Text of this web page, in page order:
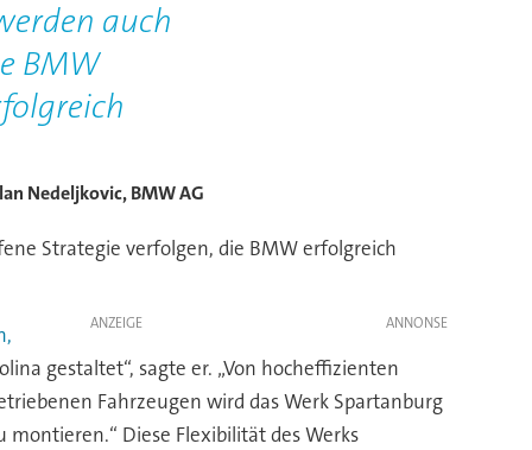
auch
BMW
Nedeljkovic, BMW AG
Strategie verfolgen, die BMW erfolgreich
ANZEIGE
gestaltet“, sagte er. „Von hocheffizienten
Fahrzeugen wird das Werk Spartanburg
Diese Flexibilität des Werks